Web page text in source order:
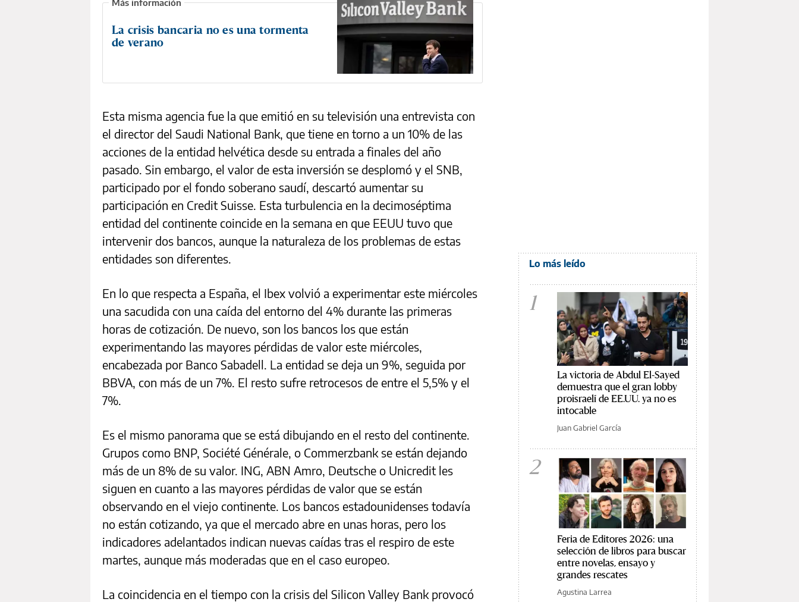
La crisis bancaria no es una tormenta
de verano
Esta misma agencia fue la que emitió en su televisión una entrevista con
el director del Saudi National Bank, que tiene en torno a un 10% de las
acciones de la entidad helvética desde su entrada a finales del año
pasado. Sin embargo, el valor de esta inversión se desplomó y el SNB,
participado por el fondo soberano saudí, descartó aumentar su
participación en Credit Suisse. Esta turbulencia en la decimoséptima
entidad del continente coincide en la semana en que EEUU tuvo que
intervenir dos bancos, aunque la naturaleza de los problemas de estas
entidades son diferentes.
En lo que respecta a España, el Ibex volvió a experimentar este miércoles
una sacudida con una caída del entorno del 4% durante las primeras
horas de cotización. De nuevo, son los bancos los que están
experimentando las mayores pérdidas de valor este miércoles,
encabezada por Banco Sabadell. La entidad se deja un 9%, seguida por
BBVA, con más de un 7%. El resto sufre retrocesos de entre el 5,5% y el
7%.
Es el mismo panorama que se está dibujando en el resto del continente.
Grupos como BNP, Société Générale, o Commerzbank se están dejando
más de un 8% de su valor. ING, ABN Amro, Deutsche o Unicredit les
siguen en cuanto a las mayores pérdidas de valor que se están
observando en el viejo continente. Los bancos estadounidenses todavía
no están cotizando, ya que el mercado abre en unas horas, pero los
indicadores adelantados indican nuevas caídas tras el respiro de este
martes, aunque más moderadas que en el caso europeo.
La coincidencia en el tiempo con la crisis del Silicon Valley Bank provocó
Lo más leído
1
La victoria de Abdul El-Sayed
demuestra que el gran lobby
proisraelí de EE.UU. ya no es
intocable
Juan Gabriel García
2
Feria de Editores 2026: una
selección de libros para buscar
entre novelas, ensayo y
grandes rescates
Agustina Larrea